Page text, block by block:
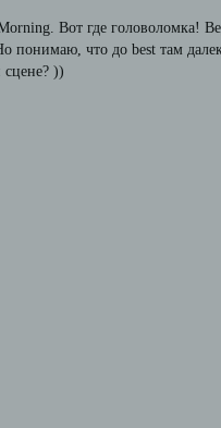
Вот где головоломка!
понимаю, что до best там
сцене? ))